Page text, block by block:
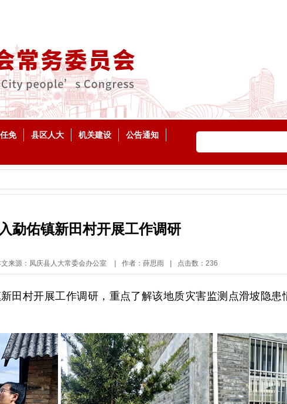
免 县区人大 机关建设
公告通知
勐佑镇新田村开展工作调研
来源：凤庆县人大常委会办公室 作者：薛思雨 点击数： 236
田村开展工作调研，重点了解该地质灾害监测点滑坡隐患